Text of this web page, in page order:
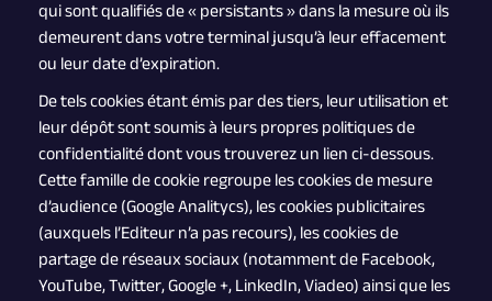
qui sont qualifiés de « persistants » dans la mesure où ils
demeurent dans votre terminal jusqu’à leur effacement
ou leur date d’expiration.
De tels cookies étant émis par des tiers, leur utilisation et
leur dépôt sont soumis à leurs propres politiques de
confidentialité dont vous trouverez un lien ci-dessous.
Cette famille de cookie regroupe les cookies de mesure
d’audience (Google Analitycs), les cookies publicitaires
(auxquels l’Editeur n’a pas recours), les cookies de
partage de réseaux sociaux (notamment de Facebook,
YouTube, Twitter, Google +, LinkedIn, Viadeo) ainsi que les